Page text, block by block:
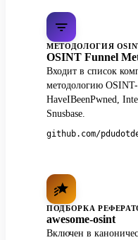
МЕТОДОЛОГИЯ
OSINT Funnel
Входит в список
методологию
HaveIBeenPwned,
Snusbase.
ПОДБОРКА
awesome-osint
Включен в